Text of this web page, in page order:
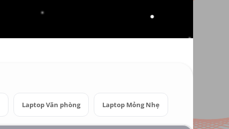
Laptop Văn phòng Laptop Mỏng Nhẹ